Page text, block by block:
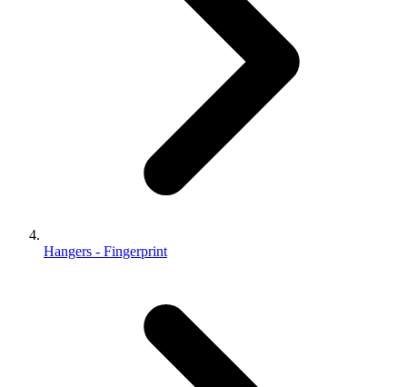
Hangers - Fingerprint